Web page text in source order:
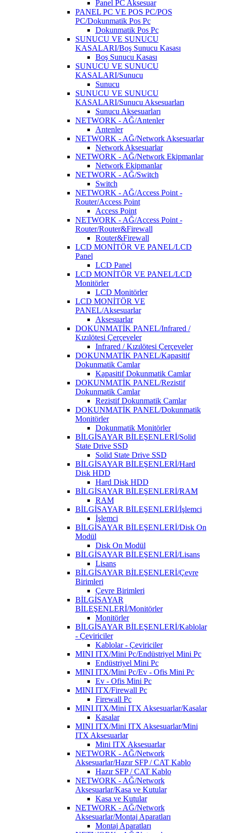
Panel PC Aksesuar
PANEL PC VE POS PC/POS
PC/Dokunmatik Pos Pc
Dokunmatik Pos Pc
SUNUCU VE SUNUCU
KASALARI/Boş Sunucu Kasası
Boş Sunucu Kasası
SUNUCU VE SUNUCU
KASALARI/Sunucu
Sunucu
SUNUCU VE SUNUCU
KASALARI/Sunucu Aksesuarları
Sunucu Aksesuarları
NETWORK - AĞ/Antenler
Antenler
NETWORK - AĞ/Network Aksesuarlar
Network Aksesuarlar
NETWORK - AĞ/Network Ekipmanlar
Network Ekipmanlar
NETWORK - AĞ/Switch
Switch
NETWORK - AĞ/Access Point -
Router/Access Point
Access Point
NETWORK - AĞ/Access Point -
Router/Router&Firewall
Router&Firewall
LCD MONİTÖR VE PANEL/LCD
Panel
LCD Panel
LCD MONİTÖR VE PANEL/LCD
Monitörler
LCD Monitörler
LCD MONİTÖR VE
PANEL/Aksesuarlar
Aksesuarlar
DOKUNMATİK PANEL/Infrared /
Kızılötesi Çerçeveler
Infrared / Kızılötesi Çerçeveler
DOKUNMATİK PANEL/Kapasitif
Dokunmatik Camlar
Kapasitif Dokunmatik Camlar
DOKUNMATİK PANEL/Rezistif
Dokunmatik Camlar
Rezistif Dokunmatik Camlar
DOKUNMATİK PANEL/Dokunmatik
Monitörler
Dokunmatik Monitörler
BİLGİSAYAR BİLEŞENLERİ/Solid
State Drive SSD
Solid State Drive SSD
BİLGİSAYAR BİLEŞENLERİ/Hard
Disk HDD
Hard Disk HDD
BİLGİSAYAR BİLEŞENLERİ/RAM
RAM
BİLGİSAYAR BİLEŞENLERİ/İşlemci
İşlemci
BİLGİSAYAR BİLEŞENLERİ/Disk On
Modül
Disk On Modül
BİLGİSAYAR BİLEŞENLERİ/Lisans
Lisans
BİLGİSAYAR BİLEŞENLERİ/Çevre
Birimleri
Çevre Birimleri
BİLGİSAYAR
BİLEŞENLERİ/Monitörler
Monitörler
BİLGİSAYAR BİLEŞENLERİ/Kablolar
- Çeviriciler
Kablolar - Çeviriciler
MINI ITX/Mini Pc/Endüstriyel Mini Pc
Endüstriyel Mini Pc
MINI ITX/Mini Pc/Ev - Ofis Mini Pc
Ev - Ofis Mini Pc
MINI ITX/Firewall Pc
Firewall Pc
MINI ITX/Mini ITX Aksesuarlar/Kasalar
Kasalar
MINI ITX/Mini ITX Aksesuarlar/Mini
ITX Aksesuarlar
Mini ITX Aksesuarlar
NETWORK - AĞ/Network
Aksesuarlar/Hazır SFP / CAT Kablo
Hazır SFP / CAT Kablo
NETWORK - AĞ/Network
Aksesuarlar/Kasa ve Kutular
Kasa ve Kutular
NETWORK - AĞ/Network
Aksesuarlar/Montaj Aparatları
Montaj Aparatları